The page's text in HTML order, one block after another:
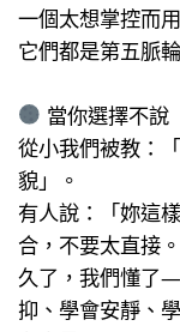
一個太想掌控而
它們都是第五脈
當你選擇不說
從小我們被教：
貌」。
有人說：「妳這
合，不要太直接。
久了，我們懂了
抑、學會安靜、